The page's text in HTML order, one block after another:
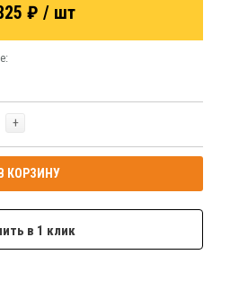
₽ / шт
+
КОРЗИНУ
в 1 клик